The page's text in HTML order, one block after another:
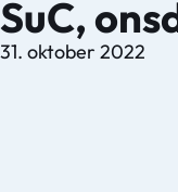
SuC,
31. oktober 2022